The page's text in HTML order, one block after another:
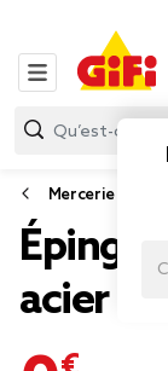
Mercerie
acier
0,39 €